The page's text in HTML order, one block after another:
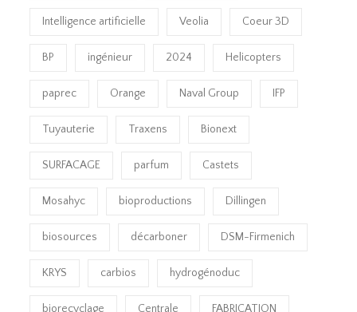
Intelligence artificielle Veolia Coeur 3D
BP ingénieur 2024 Helicopters
paprec Orange Naval Group IFP
Tuyauterie Traxens Bionext
SURFACAGE parfum Castets
Mosahyc bioproductions Dillingen
biosources décarboner DSM-Firmenich
KRYS carbios hydrogénoduc
biorecyclage Centrale FABRICATION